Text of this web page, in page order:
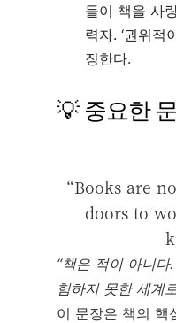
들이 책을 사
력자. ‘권위적
징한다.
💡 중요한
“Books are
doors to
“책은 적이 아니
험하지 못한 세계
이 문장은 책의 핵